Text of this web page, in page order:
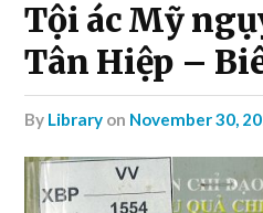
Tội ác Mỹ
Tân Hiệp –
by Library on November 30,